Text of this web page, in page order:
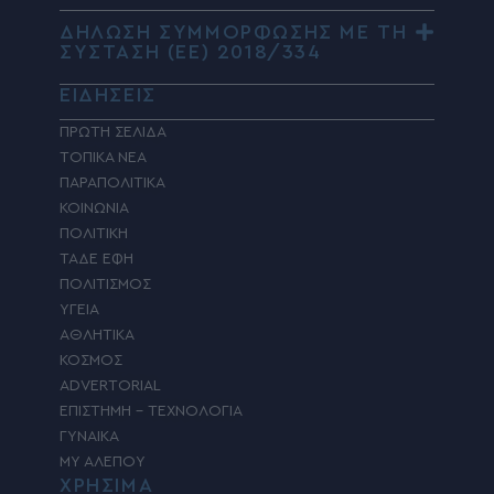
ΔΗΛΩΣΗ ΣΥΜΜΟΡΦΩΣΗΣ ΜΕ ΤΗ
ΣΥΣΤΑΣΗ (ΕΕ) 2018/334
ΕΙΔΗΣΕΙΣ
ΠΡΩΤΗ ΣΕΛΙΔΑ
ΤΟΠΙΚΑ ΝΕΑ
ΠΑΡΑΠΟΛΙΤΙΚΑ
ΚΟΙΝΩΝΙΑ
ΠΟΛΙΤΙΚΗ
ΤΑΔΕ ΕΦΗ
ΠΟΛΙΤΙΣΜΟΣ
ΥΓΕΙΑ
ΑΘΛΗΤΙΚΑ
ΚΟΣΜΟΣ
ADVERTORIAL
ΕΠΙΣΤΗΜΗ – ΤΕΧΝΟΛΟΓΙΑ
ΓΥΝΑΙΚΑ
MY ΑΛΕΠΟΥ
ΧΡΗΣΙΜΑ